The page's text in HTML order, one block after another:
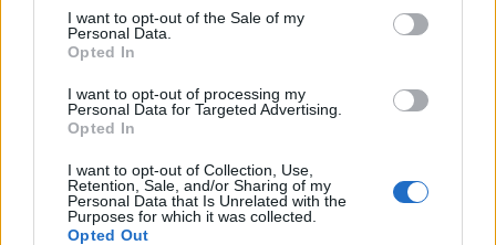
consent section.
I want to opt-out of the Sale of my
Personal Data.
Opted In
I want to opt-out of processing my
Personal Data for Targeted Advertising.
Opted In
I want to opt-out of Collection, Use,
Retention, Sale, and/or Sharing of my
Personal Data that Is Unrelated with the
Purposes for which it was collected.
Opted Out
nem akarják, nem lesz se Liget-projekt, se kézilabda-
Eb-döntő a vele járó csarnoképítéssel, se 2023-as…